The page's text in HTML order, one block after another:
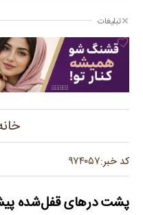
تبلیغات
کد خبر:۹۷۴۰۵۷
پشت درهای قفل‌شده